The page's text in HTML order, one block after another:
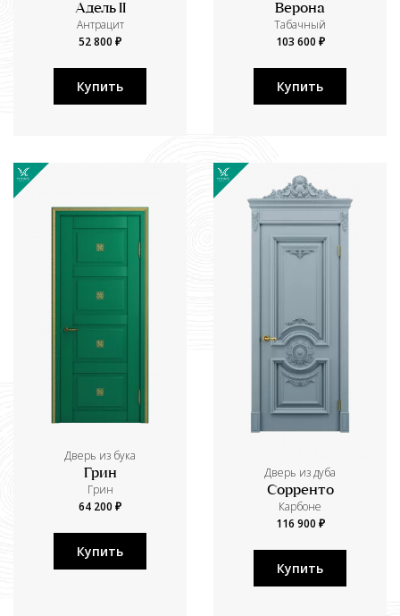
Адель II
Aнтрацит
52 800 ₽
Купить
Верона
Табачный
103 600 ₽
Купить
Дверь из бука
Грин
Грин
64 200 ₽
Купить
Дверь из дуба
Сорренто
Карбоне
116 900 ₽
Купить